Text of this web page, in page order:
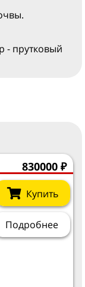
- прутковый
830000 ₽
Купить
Подробнее